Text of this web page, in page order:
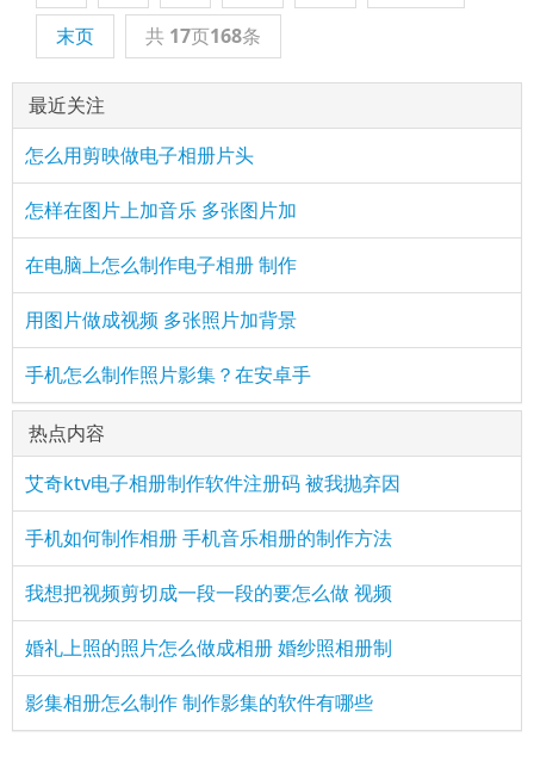
末页
共 17页168条
最近关注
怎么用剪映做电子相册片头
怎样在图片上加音乐 多张图片加
在电脑上怎么制作电子相册 制作
用图片做成视频 多张照片加背景
手机怎么制作照片影集？在安卓手
热点内容
艾奇ktv电子相册制作软件注册码 被我抛弃因
手机如何制作相册 手机音乐相册的制作方法
我想把视频剪切成一段一段的要怎么做 视频
婚礼上照的照片怎么做成相册 婚纱照相册制
影集相册怎么制作 制作影集的软件有哪些